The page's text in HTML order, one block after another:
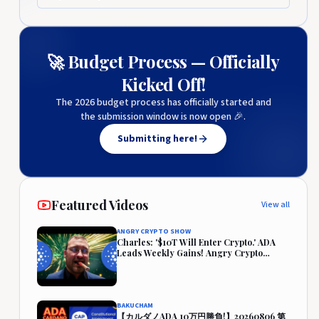
🚀 Budget Process — Officially
Kicked Off!
The 2026 budget process has officially started and
the submission window is now open 🎉.
Submitting here!
Featured Videos View all
ANGRY CRYPTO SHOW
Charles: '$10T Will Enter Crypto.' ADA
Leads Weekly Gains! Angry Crypto
Reacts
BAKUCHAM
【カルダノADA 10万円勝負!】20260806 第